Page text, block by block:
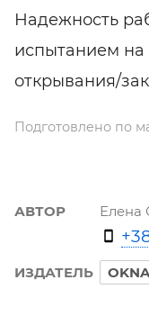
Надежность
испытанием на
открывания/
Подготовлено по
АВТОР Елена
ИЗДАТЕЛЬ